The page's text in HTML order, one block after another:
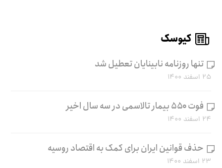
کیوسک
تنها روزنامه نابینایان تعطیل شد
۲۵ اسفند ۱۴۰۰
فوت ۵۵۰ بیمار تالاسمی در سه سال اخیر
۲۴ اسفند ۱۴۰۰
حذف قوانین ایران برای کمک به اقتصاد روسیه
۲۳ اسفند ۱۴۰۰